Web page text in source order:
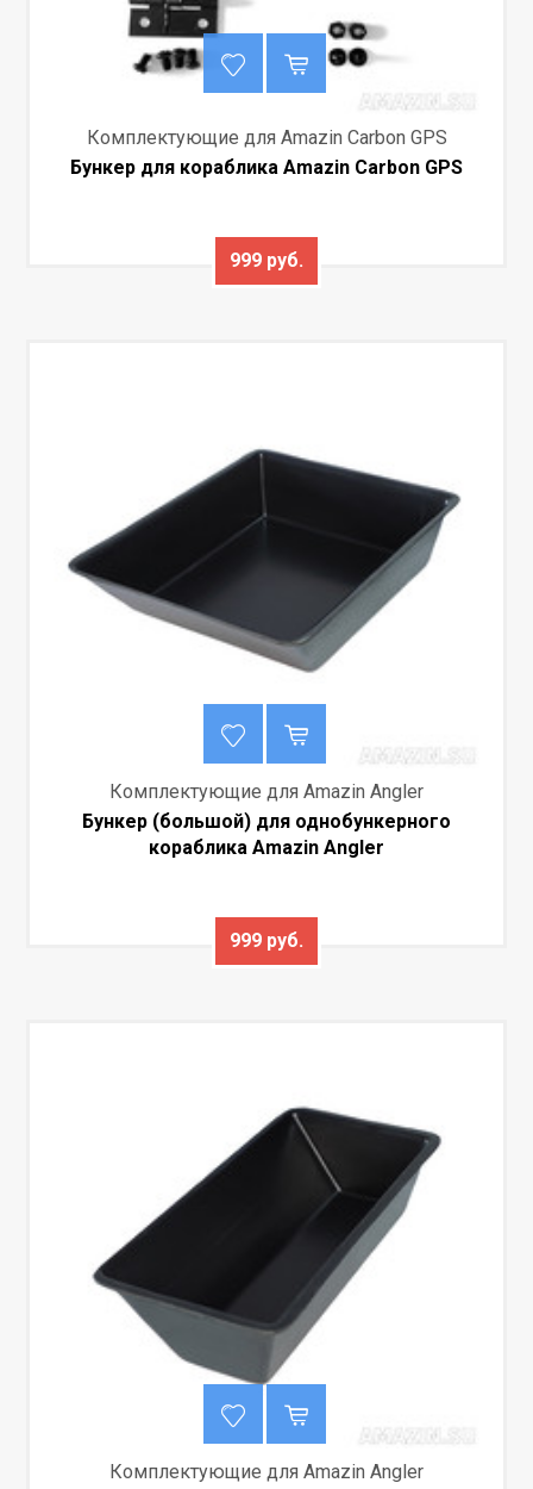
Комплектующие для Amazin Carbon GPS
Бункер для кораблика Amazin Carbon GPS
999 руб.
Комплектующие для Amazin Angler
Бункер (большой) для однобункерного
кораблика Amazin Angler
999 руб.
Комплектующие для Amazin Angler